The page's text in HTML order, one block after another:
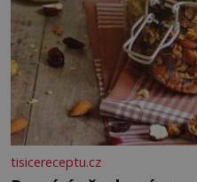
tisicereceptu.cz